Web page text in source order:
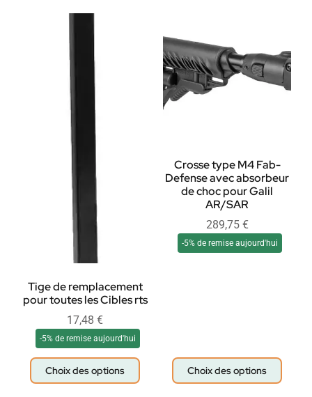
Tige de remplacement
pour toutes les Cibles rts
17,48 €
-5% de remise aujourd'hui
Choix des options
Crosse type M4 Fab-
Defense avec absorbeur
de choc pour Galil
AR/SAR
289,75 €
-5% de remise aujourd'hui
Choix des options